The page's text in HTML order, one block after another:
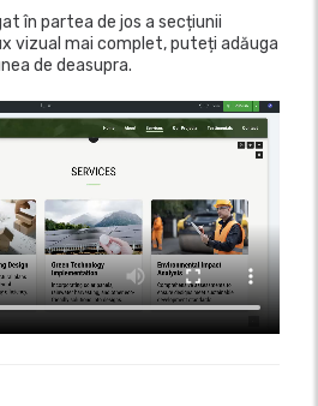
în partea de jos a secțiunii
vizual mai complet, puteți adăuga
de deasupra.